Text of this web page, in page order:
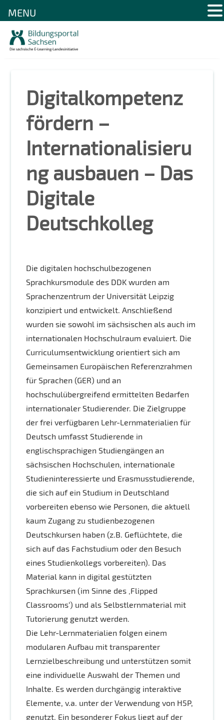
Digitalkompetenz
fördern –
Internationalisieru
ng ausbauen – Das
Digitale
Deutschkolleg
Die digitalen hochschulbezogenen
Sprachkursmodule des DDK wurden am
Sprachenzentrum der Universität Leipzig
konzipiert und entwickelt. Anschließend
wurden sie sowohl im sächsischen als auch im
internationalen Hochschulraum evaluiert. Die
Curriculumsentwicklung orientiert sich am
Gemeinsamen Europäischen Referenzrahmen
für Sprachen (GER) und an
hochschulübergreifend ermittelten Bedarfen
internationaler Studierender. Die Zielgruppe
der frei verfügbaren Lehr-Lernmaterialien für
Deutsch umfasst Studierende in
englischsprachigen Studiengängen an
sächsischen Hochschulen, internationale
Studieninteressierte und Erasmusstudierende,
die sich auf ein Studium in Deutschland
vorbereiten ebenso wie Personen, die aktuell
kaum Zugang zu studienbezogenen
Deutschkursen haben (z.B. Geflüchtete, die
sich auf das Fachstudium oder den Besuch
eines Studienkollegs vorbereiten). Das
Material kann in digital gestützten
Sprachkursen (im Sinne des ‚Flipped
Classrooms‘) und als Selbstlernmaterial mit
Tutorierung genutzt werden.
Die Lehr-Lernmaterialien folgen einem
modularen Aufbau mit transparenter
Lernzielbeschreibung und unterstützen somit
eine individuelle Auswahl der Themen und
Inhalte. Es werden durchgängig interaktive
Elemente, v.a. unter der Verwendung von H5P,
genutzt. Ein besonderer Fokus liegt auf der
MENU